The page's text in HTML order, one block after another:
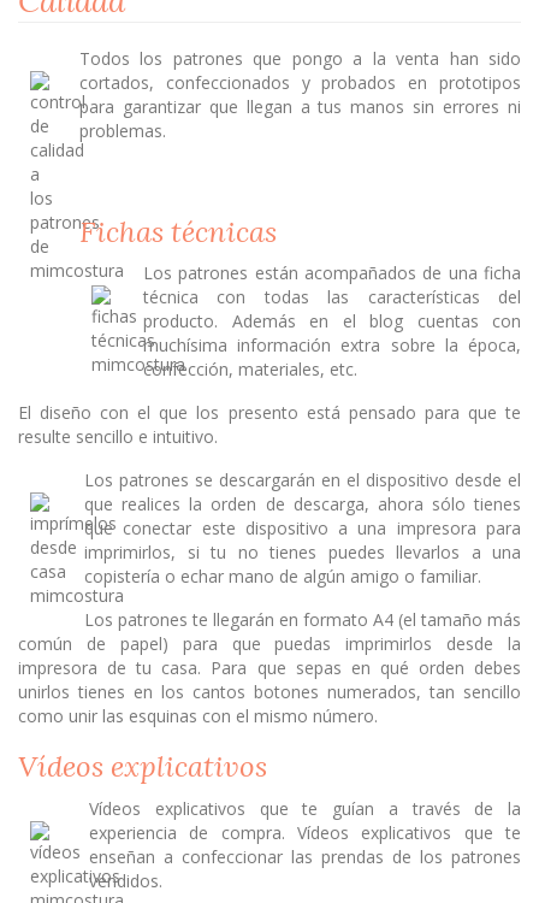
Todos los patrones que pongo a la venta han sido
cortados, confeccionados y probados en prototipos
para garantizar que llegan a tus manos sin errores ni
problemas.
Fichas técnicas
Los patrones están acompañados de una ficha
técnica con todas las características del
producto. Además en el blog cuentas con
muchísima información extra sobre la época,
confección, materiales, etc.
El diseño con el que los presento está pensado para que te
resulte sencillo e intuitivo.
Los patrones se descargarán en el dispositivo desde el
que realices la orden de descarga, ahora sólo tienes
que conectar este dispositivo a una impresora para
imprimirlos, si tu no tienes puedes llevarlos a una
copistería o echar mano de algún amigo o familiar.
Los patrones te llegarán en formato A4 (el tamaño más
común de papel) para que puedas imprimirlos desde la
impresora de tu casa. Para que sepas en qué orden debes
unirlos tienes en los cantos botones numerados, tan sencillo
como unir las esquinas con el mismo número.
Vídeos explicativos
Vídeos explicativos que te guían a través de la
experiencia de compra. Vídeos explicativos que te
enseñan a confeccionar las prendas de los patrones
vendidos.